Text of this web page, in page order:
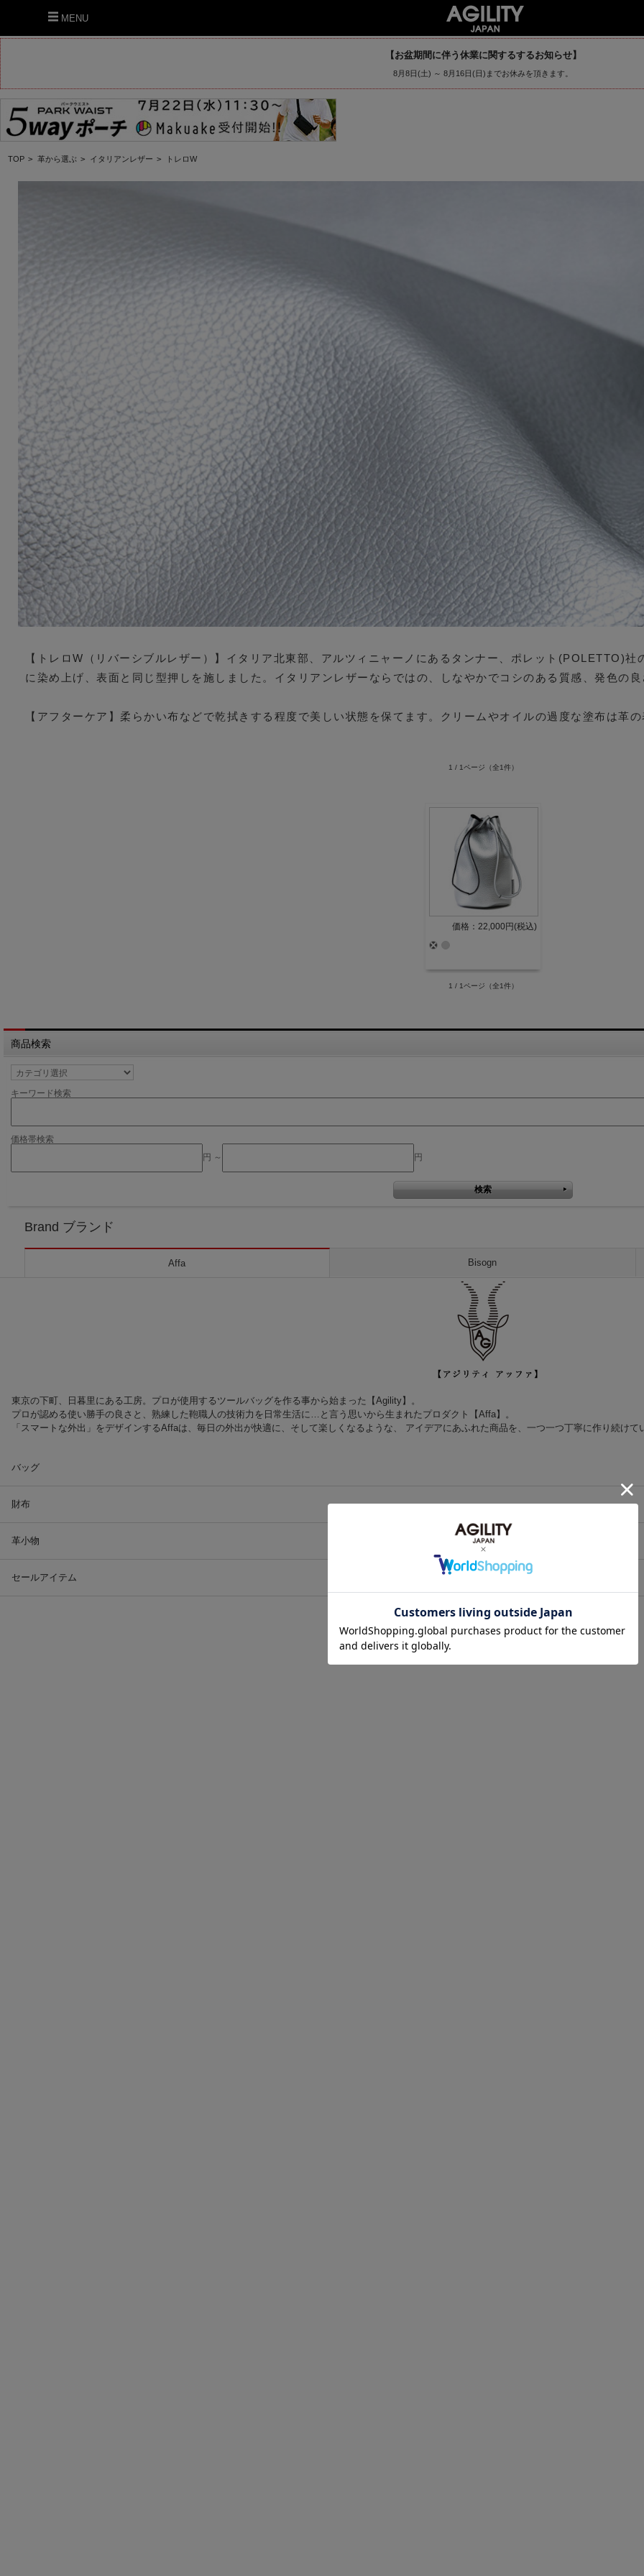
MENU
【お盆期間に伴う休業に関するするお知らせ】
8月8日(土) ～ 8月16日(日)までお休みを頂きます。
TOP > 革から選ぶ > イタリアンレザー > トレロW
【トレロW（リバーシブルレザー）】イタリア北東部、アルツィニャーノにあるタンナー、ポレット(POLETTO)
に染め上げ、表面と同じ型押しを施しました。イタリアンレザーならではの、しなやかでコシのある質感、発色の
【アフターケア】柔らかい布などで乾拭きする程度で美しい状態を保てます。クリームやオイルの過度な塗布は革
1 / 1ページ （全1件）
価格：22,000円(税込)
1 / 1ページ （全1件）
商品検索
キーワード検索
価格帯検索
円 ～
円
Brand ブランド
Affa Bisogn
東京の下町、日暮里にある工房。プロが使用するツールバッグを作る事から始まった【Agility】。
プロが認める使い勝手の良さと、熟練した鞄職人の技術力を日常生活に…と言う思いから生まれたプロダクト【Affa】。
「スマートな外出」をデザインするAffaは、毎日の外出が快適に、そして楽しくなるような、 アイデアにあふれた商品を、一つ一つ丁寧に作り続けて
バッグ
財布
革小物
セールアイテム
INSTAGRAM